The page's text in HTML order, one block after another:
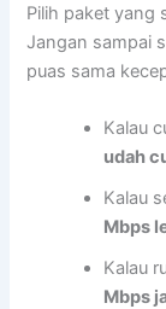
Pilih paket yang
Jangan sampai
puas sama
Kalau
udah
Kalau
Mbps
Kalau
Mbps